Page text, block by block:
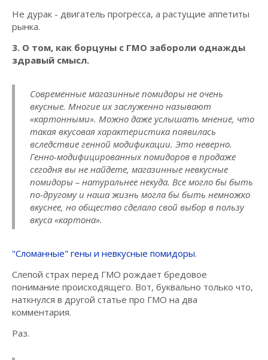
Не дурак - двигатель прогресса, а растущие аппетиты
рынка.
3. О том, как борцуны с ГМО забороли однажды
здравый смысл.
Современные магазинные помидоры не очень
вкусные. Многие их заслуженно называют
«картонными». Можно даже услышать мнение, что
такая вкусовая характеристика появилась
вследствие генной модификации. Это неверно.
Генно-модифицированных помидоров в продаже
сегодня вы не найдете, магазинные невкусные
помидоры – натуральнее некуда. Все могло бы быть
по-другому и наша жизнь могла бы быть немножко
вкуснее, но общество сделало свой выбор в пользу
вкуса «картона».
"Сломанные" гены и невкусные помидоры.
Слепой страх перед ГМО рождает бредовое
понимание происходящего. Вот, буквально только что,
наткнулся в другой статье про ГМО на два
комментария.
Раз.